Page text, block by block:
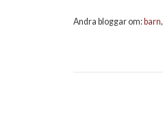
Andra bloggar om: barn,